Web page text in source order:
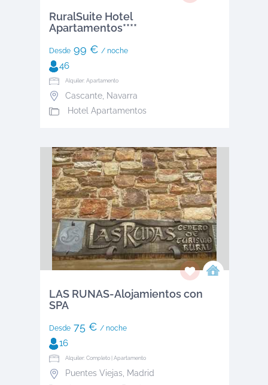
RuralSuite Hotel
Apartamentos****
Desde99 € / noche
46
Alquiler: Apartamento
Cascante, Navarra
Hotel Apartamentos
LAS RUNAS-Alojamientos con
SPA
Desde75 € / noche
16
Alquiler: Completo | Apartamento
Puentes Viejas, Madrid